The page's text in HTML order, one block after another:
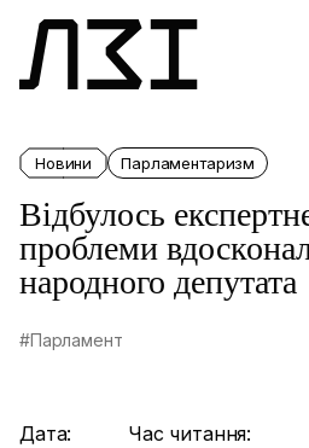
Новини Парламентаризм
Відбулось
проблеми
народного депутата
#Парламент
Дата: Час читання: